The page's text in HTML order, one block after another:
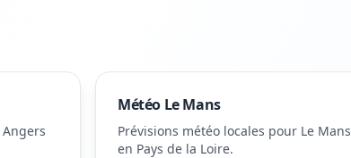
Angers
Météo Le Mans
Prévisions météo locales pour Le Mans
en Pays de la Loire.